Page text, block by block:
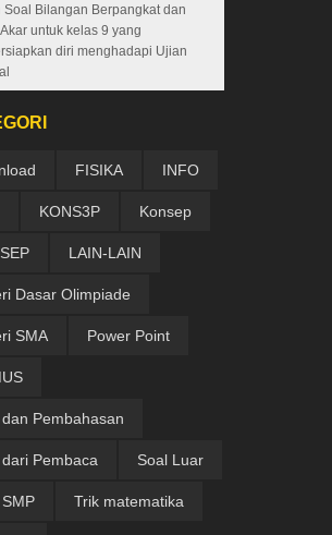
Soal Bilangan Berpangkat dan
untuk kelas 9 yang
diri menghadapi Ujian
FISIKA INFO
KONS3P Konsep
LAIN-LAIN
Dasar Olimpiade
SMA Power Point
Pembahasan
dari Pembaca Soal Luar
Trik matematika